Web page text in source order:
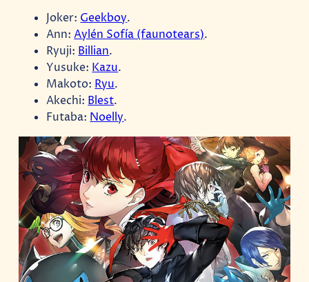
Joker: Geekboy.
Ann:Aylén Sofía (faunotears).
Ryuji: Billian.
Yusuke: Kazu.
Makoto: Ryu.
Akechi: Blest.
Futaba: Noelly.